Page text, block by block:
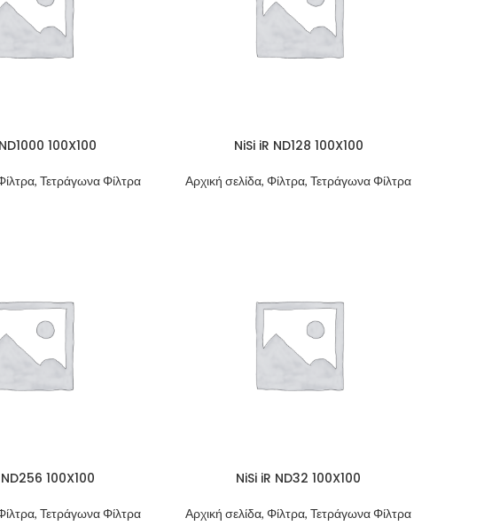
100X100
Τετράγωνα Φίλτρα
NiSi iR ND128 100X100
Αρχική σελίδα, Φίλτρα, Τετράγωνα Φίλτρα
100X100
Τετράγωνα Φίλτρα
NiSi iR ND32 100X100
Αρχική σελίδα, Φίλτρα, Τετράγωνα Φίλτρα